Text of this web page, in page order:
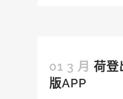
01 3 月 荷登
版APP